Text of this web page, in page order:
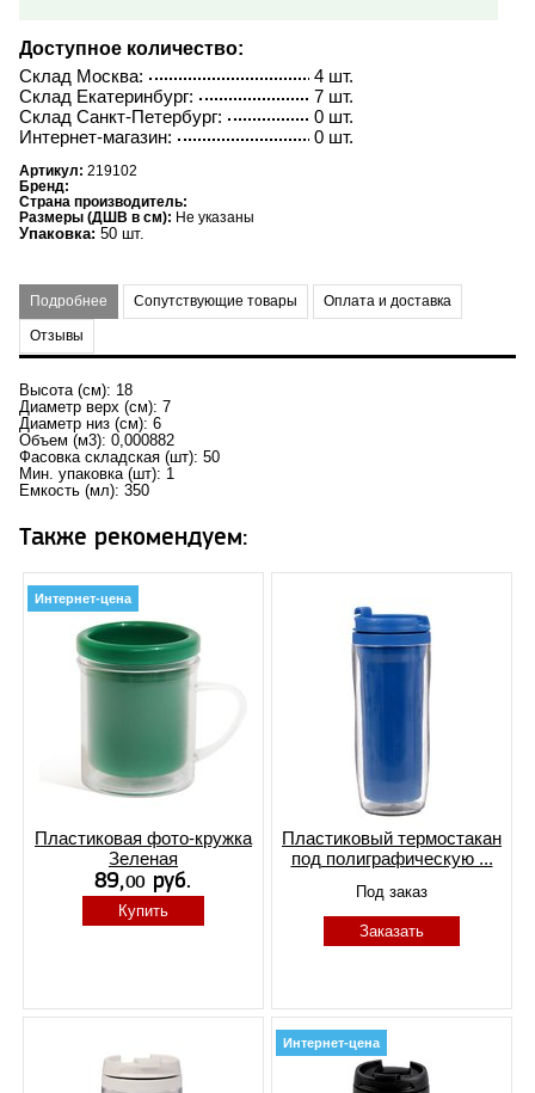
Доступное количество:
4 шт.
Склад Москва:
7 шт.
Склад Екатеринбург:
0 шт.
Склад Санкт-Петербург:
0 шт.
Интернет-магазин:
Артикул: 219102
Бренд:
Страна производитель:
Размеры (ДШВ в см): Не указаны
Упаковка: 50 шт.
Подробнее Сопутствующие товары Оплата и доставка
Отзывы
Высота (см): 18
Диаметр верх (см): 7
Диаметр низ (см): 6
Объем (м3): 0,000882
Фасовка складская (шт): 50
Мин. упаковка (шт): 1
Емкость (мл): 350
Также рекомендуем:
Интернет-цена
Пластиковая фото-кружка
Зеленая
Купить
Пластиковый термостакан
под полиграфическую ...
Под заказ
Заказать
Интернет-цена